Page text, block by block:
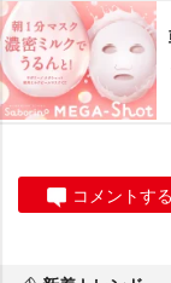
コメントす